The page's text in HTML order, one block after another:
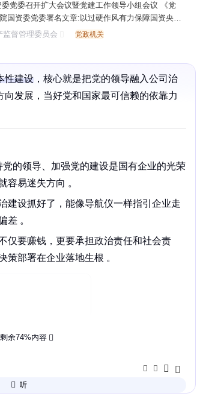
党委召开扩大会议暨党建工作领导小组会议 《党
国资委党委署名文章:以过硬作风有力保障国资央企
建研究》杂志刊发国务院国资委党委署名文章:以作
监督管理委员会 党政机关
性建设 ，核心就是把党的领导融入公司治
发展，当好党和国家最可信赖的依靠力
党的领导 、加强党的建设是国有企业的光荣
容易迷失方向 。
治建设抓好了，能像导航仪一样指引企业走
差 。
仅要赚钱，更要承担政治责任和社会责
策部署在企业落地生根 。‌‌
余74%内容